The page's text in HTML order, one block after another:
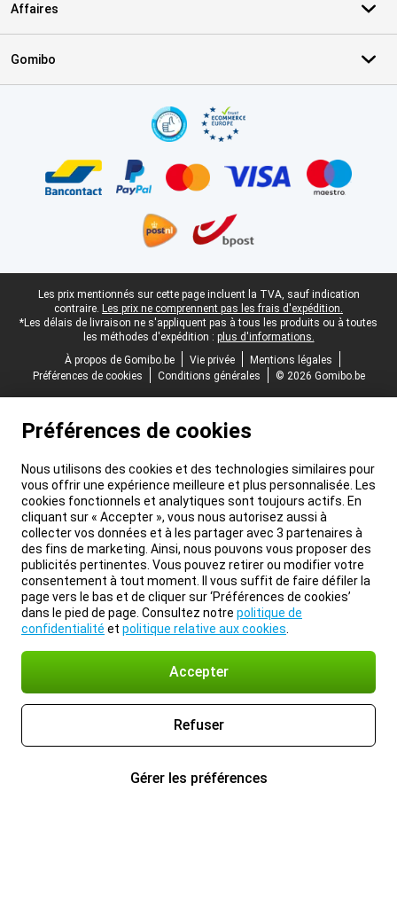
Affaires
Gomibo
Pied-de-page légal
Les prix mentionnés sur cette page incluent la TVA, sauf indication
contraire. Les prix ne comprennent pas les frais d'expédition.
*Les délais de livraison ne s'appliquent pas à tous les produits ou à toutes
les méthodes d'expédition : plus d'informations.
À propos de Gomibo.be
Vie privée
Mentions légales
Préférences de cookies
Conditions générales © 2026 Gomibo.be
Préférences de cookies
Nous utilisons des cookies et des technologies similaires pour
vous offrir une expérience meilleure et plus personnalisée. Les
cookies fonctionnels et analytiques sont toujours actifs. En
cliquant sur « Accepter », vous nous autorisez aussi à
collecter vos données et à les partager avec 3 partenaires à
des fins de marketing. Ainsi, nous pouvons vous proposer des
publicités pertinentes. Vous pouvez retirer ou modifier votre
consentement à tout moment. Il vous suffit de faire défiler la
page vers le bas et de cliquer sur ‘Préférences de cookies’
dans le pied de page. Consultez notre politique de
confidentialité et politique relative aux cookies
Accepter
Refuser
Gérer les préférences